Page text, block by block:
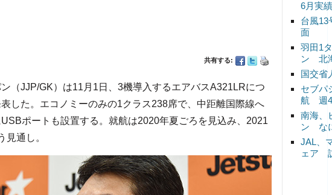
6月実績
台風
面
羽田1
ン 北
国交省
セブパ
航 週4
南海、
ン な
JAL、
ェア
共有する:
（JJP/GK）は11月1日、3機導入するエアバスA321LRにつ
した。エコノミーのみの1クラス238席で、中距離国際線へ
ポートも設置する。就航は2020年夏ごろを見込み、2021
見通し。